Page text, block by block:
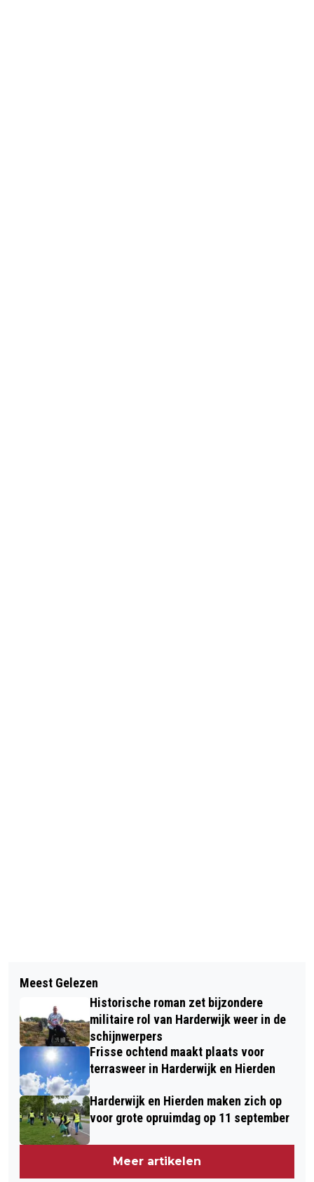
MEER RUIMTE VOOR DEFENSIE
VRAAGT OM SLIMME KEUZES
DELICIO MAAKT BUFFET KIEZEN
MAKKELIJKER MET SLIMME ONLINE
TOOL
Meest Gelezen
Historische roman zet bijzondere
militaire rol van Harderwijk weer in de
schijnwerpers
Frisse ochtend maakt plaats voor
terrasweer in Harderwijk en Hierden
Harderwijk en Hierden maken zich op
voor grote opruimdag op 11 september
Meer artikelen